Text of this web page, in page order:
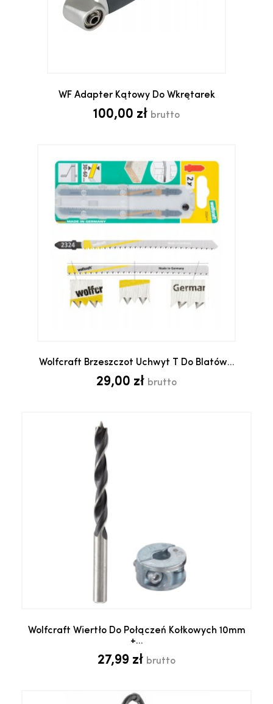
WF Adapter Kątowy Do Wkrętarek
100,00 zł brutto
Wolfcraft Brzeszczot Uchwyt T Do Blatów...
29,00 zł brutto
Wolfcraft Wiertło Do Połączeń Kołkowych 10mm
+...
27,99 zł brutto